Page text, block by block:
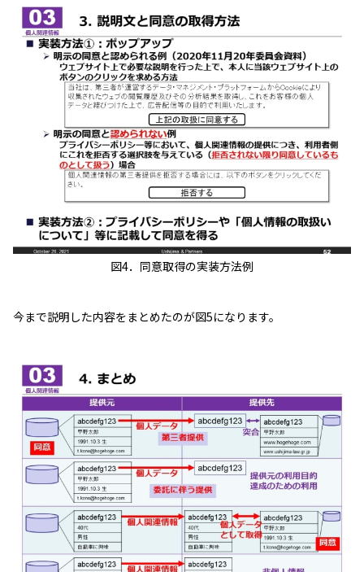
図4．同意取得の実装方法例
今まで説明した内容をまとめたのが図5になります。